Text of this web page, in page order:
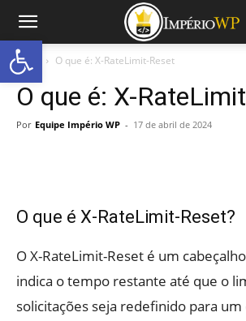
Início O que é: X-RateLimit-Reset
O que é: X-
Por Equipe Império WP - 17 de abril de 2024
O que é X-RateLimit-Reset?
O X-RateLimit-Reset é um
indica o tempo restante até que o
solicitações seja redefinido para
Abrir a barra de ferramentas